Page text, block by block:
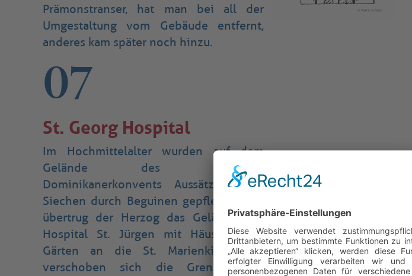
Prämonstranser, hat man bei all der
Umgestaltung vom Gebäude entfernt,
anderes kam später noch hinzu.
07
St. Georg Hospital
Im Hochmittelalter wurden auf dem
Gelände des einstigen
Dominikanerkonvents Aussätzige und
Siechen durch Beguinen gepflegt. 1551
übertrug der Herzog das Gelände des
Hospital St. Jürgen mit Häusern und
Gärten an die St. Marienkirche. Es
verschoben sich die Grenzen der